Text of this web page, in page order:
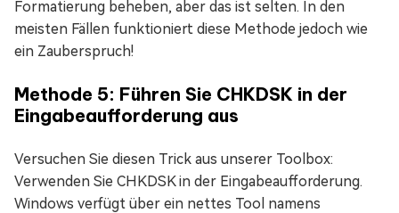
Formatierung beheben, aber das ist selten. In den
meisten Fällen funktioniert diese Methode jedoch wie
ein Zauberspruch!
Methode 5: Führen Sie CHKDSK in der
Eingabeaufforderung aus
Versuchen Sie diesen Trick aus unserer Toolbox:
Verwenden Sie CHKDSK in der Eingabeaufforderung.
Windows verfügt über ein nettes Tool namens